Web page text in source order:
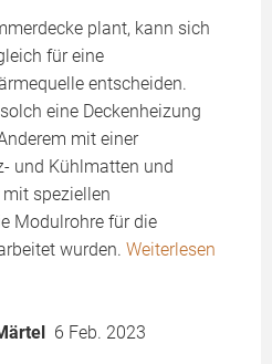
plant, kann sich
für eine
entscheiden.
eine Deckenheizung
mit einer
und Kühlmatten und
speziellen
Modulrohre für die
wurden. Weiterlesen
6 Feb. 2023